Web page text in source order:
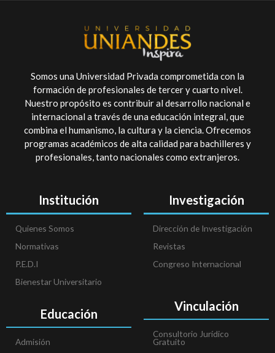
Somos una Universidad Privada comprometida con la
formación de profesionales de tercer y cuarto nivel.
Nuestro propósito es contribuir al desarrollo nacional e
internacional a través de una educación integral, que
combina el humanismo, la cultura y la ciencia. Ofrecemos
programas académicos de alta calidad para bachilleres y
profesionales, tanto nacionales como extranjeros.
Institución
Quienes Somos
Normativas
P.E.D.I
Bienestar Universitario
Educación
Admisión
Investigación
Dirección de Investigación
Revistas
Congreso Internacional
Vinculación
Consultorio Jurídico
Gratuito